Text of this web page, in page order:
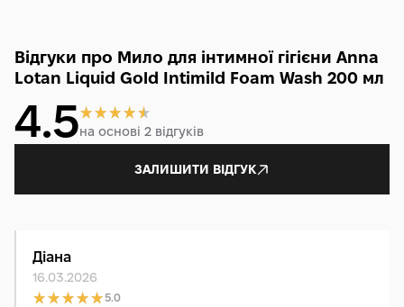
Відгуки про Мило для інтимної гігієни Anna
Lotan Liquid Gold Intimild Foam Wash 200 мл
4.5на основі 2 відгуків
ЗАЛИШИТИ ВІДГУК
Діана
16.03.2026
5.0